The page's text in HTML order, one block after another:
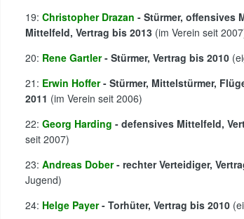
19: Christopher Drazan - Stürmer, offensives
Mittelfeld, Vertrag bis 2013 (im Verein seit
20: Rene Gartler- Stürmer, Vertrag bis 2010
21: Erwin Hoffer- Stürmer, Mittelstürmer,
2011 (im Verein seit 2006)
22: Georg Harding - defensives Mittelfeld,
seit 2007)
23: Andreas Dober- rechter Verteidiger,
Jugend)
24: Helge Payer- Torhüter, Vertrag bis 2010